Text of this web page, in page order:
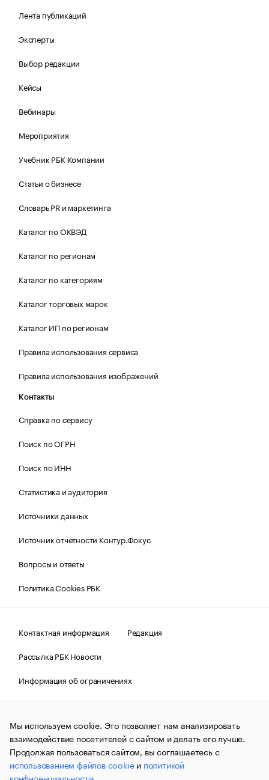
Лента публикаций
Эксперты
Выбор редакции
Кейсы
Вебинары
Мероприятия
Учебник РБК Компании
Статьи о бизнесе
Словарь PR и маркетинга
Каталог по ОКВЭД
Каталог по регионам
Каталог по категориям
Каталог торговых марок
Каталог ИП по регионам
Правила использования сервиса
Правила использования изображений
Контакты
Справка по сервису
Поиск по ОГРН
Поиск по ИНН
Статистика и аудитория
Источники данных
Источник отчетности Контур.Фокус
Вопросы и ответы
Политика Cookies РБК
Контактная информация
Редакция
Рассылка РБК Новости
Информация об ограничениях
Правовая информация
О соблюдении авторских прав
© АО «РОСБИЗНЕСКОНСАЛТИНГ»,1995–2026.Сообщения
и материалы информационного агентства «РБК»
(зарегистрировано Федеральной службой по надзору в сфере
связи, информационных технологий и массовых
коммуникаций (Роскомнадзор) 09.12.2015 за номером ИА
№ФС77-63848) сопровождаются пометкой «РБК». Отдельные
Мы используем cookie. Это позволяет нам анализировать
взаимодействие посетителей с сайтом и делать его лучше.
Продолжая пользоваться сайтом, вы соглашаетесь с
использованием файлов cookieи политикой